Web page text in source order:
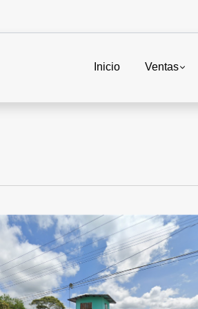
Inicio Ventas